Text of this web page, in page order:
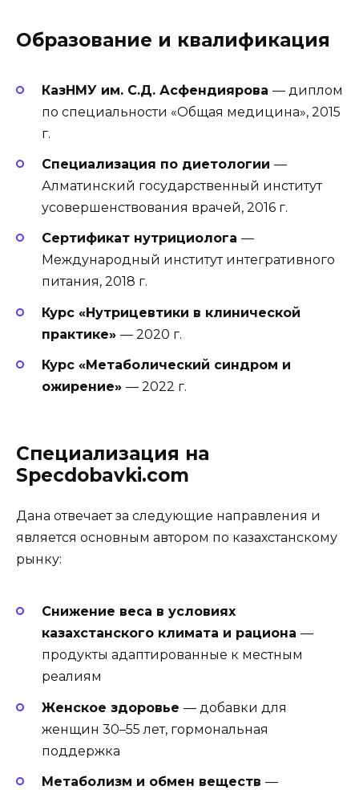
Образование и квалификация
КазНМУ им. С.Д. Асфендиярова — диплом
по специальности «Общая медицина», 2015
г.
Специализация по диетологии —
Алматинский государственный институт
усовершенствования врачей, 2016 г.
Сертификат нутрициолога —
Международный институт интегративного
питания, 2018 г.
Курс «Нутрицевтики в клинической
практике» — 2020 г.
Курс «Метаболический синдром и
ожирение» — 2022 г.
Специализация на
Specdobavki.com
Дана отвечает за следующие направления и
является основным автором по казахстанскому
рынку:
Снижение веса в условиях
казахстанского климата и рациона —
продукты адаптированные к местным
реалиям
Женское здоровье — добавки для
женщин 30–55 лет, гормональная
поддержка
Метаболизм и обмен веществ —